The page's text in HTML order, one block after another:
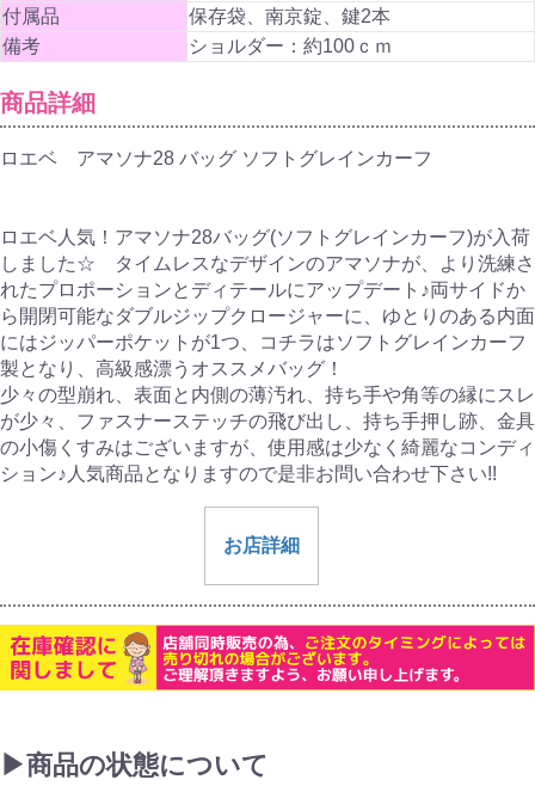
付属品
保存袋、南京錠、鍵2本
備考
ショルダー：約100ｃｍ
商品詳細
ロエベ アマソナ28 バッグ ソフトグレインカーフ
ロエベ人気！アマソナ28バッグ(ソフトグレインカーフ)が入荷
しました☆ タイムレスなデザインのアマソナが、より洗練さ
れたプロポーションとディテールにアップデート♪両サイドか
ら開閉可能なダブルジップクロージャーに、ゆとりのある内面
にはジッパーポケットが1つ、コチラはソフトグレインカーフ
製となり、高級感漂うオススメバッグ！
少々の型崩れ、表面と内側の薄汚れ、持ち手や角等の縁にスレ
が少々、ファスナーステッチの飛び出し、持ち手押し跡、金具
の小傷くすみはございますが、使用感は少なく綺麗なコンディ
ション♪人気商品となりますので是非お問い合わせ下さい!!
お店詳細
▶商品の状態について